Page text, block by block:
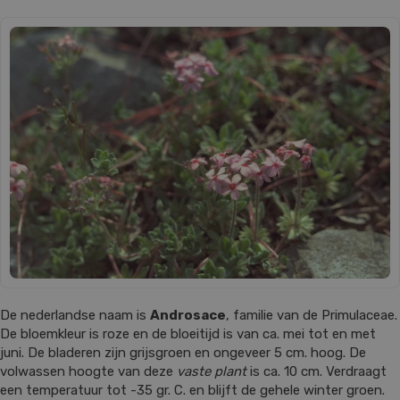
De nederlandse naam is Androsace, familie van de Primulaceae.
De bloemkleur is roze en de bloeitijd is van ca. mei tot en met
juni. De bladeren zijn grijsgroen en ongeveer 5 cm. hoog. De
volwassen hoogte van deze vaste plantis ca. 10 cm. Verdraagt
een temperatuur tot -35 gr. C. en blijft de gehele winter groen.